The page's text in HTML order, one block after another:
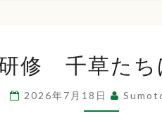
泄
の
研
修 千草たち
2026年7月18日